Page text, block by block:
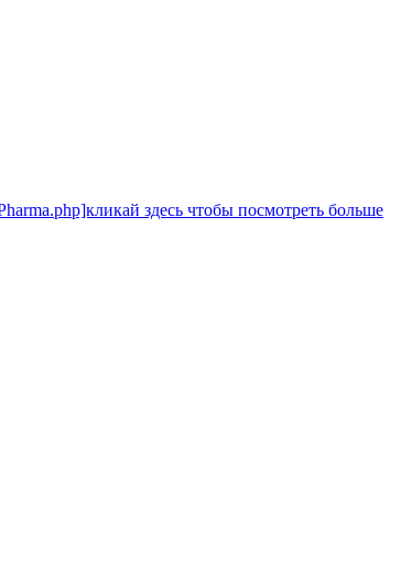
здесь чтобы посмотреть больше